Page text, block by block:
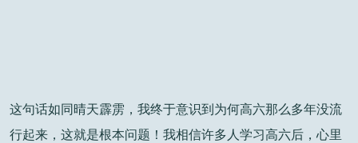
这句话如同晴天霹雳，我终于意识到为何高六那么多年没流
行起来，这就是根本问题！我相信许多人学习高六后，心里